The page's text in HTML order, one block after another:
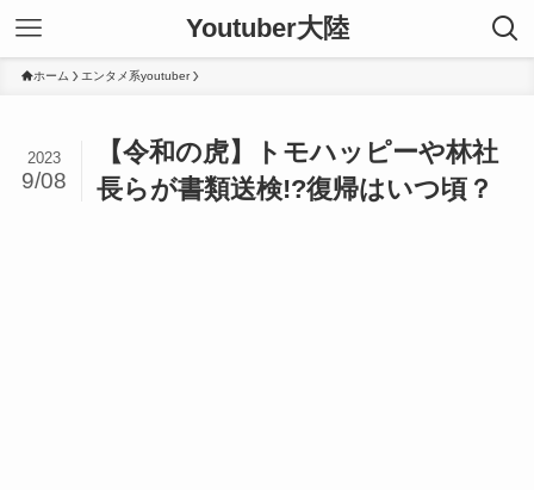
Youtuber大陸
ホーム エンタメ系youtuber
【令和の虎】トモハッピーや林社
長らが書類送検!?復帰はいつ頃？
2023
9/08